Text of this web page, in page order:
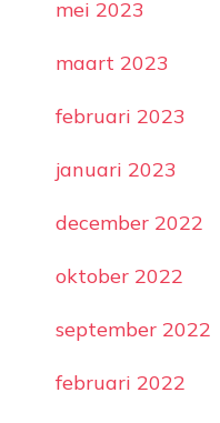
mei 2023
maart 2023
februari 2023
januari 2023
december 2022
oktober 2022
september 2022
februari 2022